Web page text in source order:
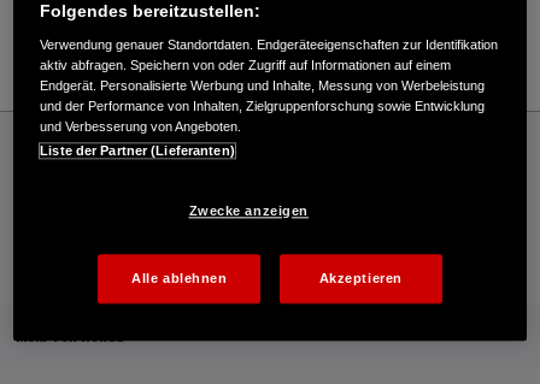
07633/50770
E-Mail
Honda
Rasen und Garten
Klaus Bärmann GmbH - Garten – Honda - HONDA Deutschland Offizielle Website |
Mehr von Honda
Folgendes bereitzustellen:
Verwendung genauer Standortdaten. Endgeräteeigenschaften zur Identifikation
aktiv abfragen. Speichern von oder Zugriff auf Informationen auf einem
Endgerät. Personalisierte Werbung und Inhalte, Messung von Werbeleistung
und der Performance von Inhalten, Zielgruppenforschung sowie Entwicklung
und Verbesserung von Angeboten.
Liste der Partner (Lieferanten)
Zwecke anzeigen
Alle ablehnen Akzeptieren